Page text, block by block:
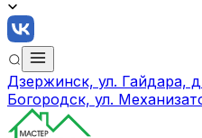
Дзержинск, ул. Гайдара,
Богородск, ул.